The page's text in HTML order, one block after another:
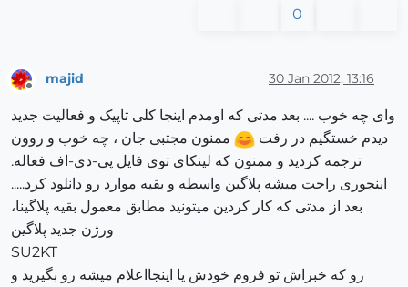
0
majid 30 Jan 2012, 13:16
وای چه خوب .... بعد مدتی که اومدم اینجا کلی تاپیک و فعالیت جدید
دیدم خستگیم در رفت
ممنون مجتبی جان ، چه خوب و روون
ترجمه کردید و ممنون که لینکای توی فایل پی-دی-اف فعاله.
اینجوری راحت میشه پلاگین واسطه و بقیه موارد رو دانلود کرد.....
بعد از مدتی که کار کردین میتونید مطابق معمول بقیه پلاگینا،
ورژن جدید پلاگین
SU2KT
رو که خبراش تو فروم خودش یا اینجااعلام میشه رو بگیرید و